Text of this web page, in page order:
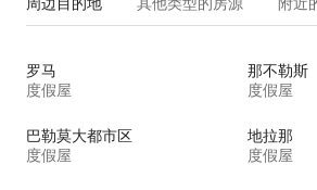
罗马
度假屋
那不勒斯
度假屋
巴勒莫大都市区
度假屋
地拉那
度假屋